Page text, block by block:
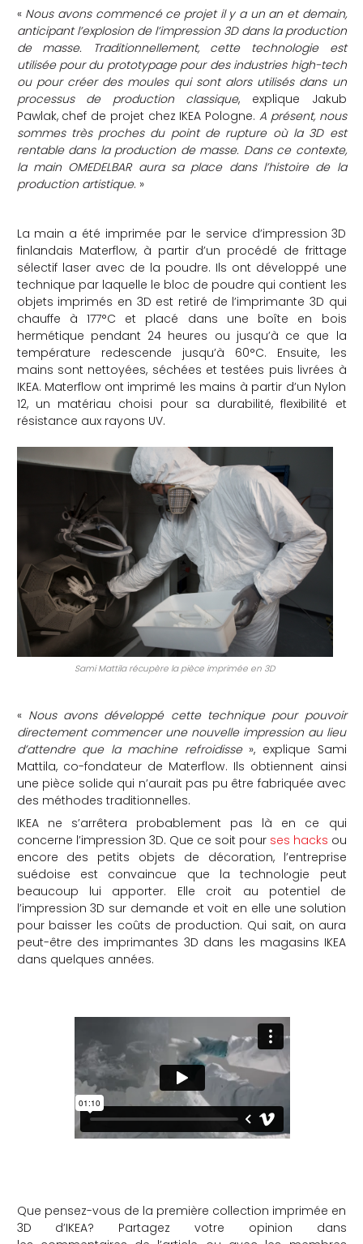
« Nous avons commencé ce projet il y a un an et demain,
anticipant l’explosion de l’impression 3D dans la production
de masse. Traditionnellement, cette technologie est
utilisée pour du prototypage pour des industries high-tech
ou pour créer des moules qui sont alors utilisés dans un
processus de production classique, explique Jakub
Pawlak, chef de projet chez IKEA Pologne. A présent, nous
sommes très proches du point de rupture où la 3D est
rentable dans la production de masse. Dans ce contexte,
la main OMEDELBAR aura sa place dans l’histoire de la
production artistique. »
La main a été imprimée par le service d’impression 3D
finlandais Materflow, à partir d’un procédé de frittage
sélectif laser avec de la poudre. Ils ont développé une
technique par laquelle le bloc de poudre qui contient les
objets imprimés en 3D est retiré de l’imprimante 3D qui
chauffe à 177°C et placé dans une boîte en bois
hermétique pendant 24 heures ou jusqu’à ce que la
température redescende jusqu’à 60°C. Ensuite, les
mains sont nettoyées, séchées et testées puis livrées à
IKEA. Materflow ont imprimé les mains à partir d’un Nylon
12, un matériau choisi pour sa durabilité, flexibilité et
résistance aux rayons UV.
Sami Mattila récupère la pièce imprimée en 3D
« Nous avons développé cette technique pour pouvoir
directement commencer une nouvelle impression au lieu
d’attendre que la machine refroidisse », explique Sami
Mattila, co-fondateur de Materflow. Ils obtiennent ainsi
une pièce solide qui n’aurait pas pu être fabriquée avec
des méthodes traditionnelles.
IKEA ne s’arrêtera probablement pas là en ce qui
concerne l’impression 3D. Que ce soit pour ses hacks ou
encore des petits objets de décoration, l’entreprise
suédoise est convaincue que la technologie peut
beaucoup lui apporter. Elle croit au potentiel de
l’impression 3D sur demande et voit en elle une solution
pour baisser les coûts de production. Qui sait, on aura
peut-être des imprimantes 3D dans les magasins IKEA
dans quelques années.
Que pensez-vous de la première collection imprimée en
3D d’IKEA? Partagez votre opinion dans